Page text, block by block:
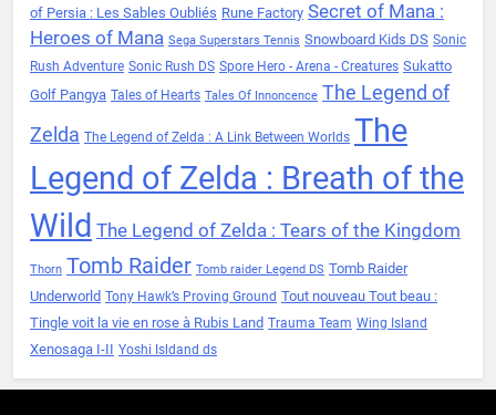
of Persia : Les Sables Oubliés Rune Factory Secret of Mana :
Heroes of Mana Sega Superstars Tennis Snowboard Kids DS Sonic
Rush Adventure Sonic Rush DS Spore Hero - Arena - Creatures Sukatto
Golf Pangya Tales of Hearts Tales Of Innoncence The Legend of
Zelda The Legend of Zelda : A Link Between Worlds The
Legend of Zelda : Breath of the
Wild The Legend of Zelda : Tears of the Kingdom
Thorn Tomb Raider Tomb raider Legend DS Tomb Raider
Underworld Tony Hawk’s Proving Ground Tout nouveau Tout beau :
Tingle voit la vie en rose à Rubis Land Trauma Team Wing Island
Xenosaga I-II Yoshi Isldand ds